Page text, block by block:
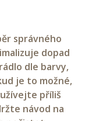
správného
dopad
dle barvy,
je to možné,
příliš
návod na